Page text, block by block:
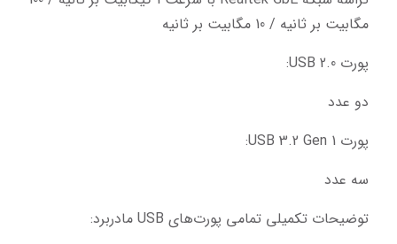
مگابیت بر ثانیه / 10 مگابیت بر ثانیه
پورت USB 2.0:
دو عدد
پورت USB 3.2 Gen 1:
سه عدد
توضیحات تکمیلی تمامی پورت‌های USB مادربرد: